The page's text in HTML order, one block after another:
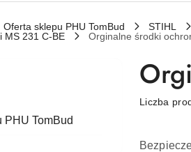
Oferta sklepu PHU TomBud STIHL
MS 231 C-BE
Orginalne środki
PHU TomBud
Liczba